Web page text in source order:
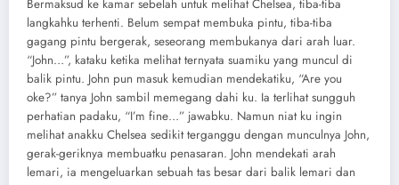
Bermaksud ke kamar sebelah untuk melihat Chelsea, tiba-tiba
langkahku terhenti. Belum sempat membuka pintu, tiba-tiba
gagang pintu bergerak, seseorang membukanya dari arah luar.
“John…”, kataku ketika melihat ternyata suamiku yang muncul di
balik pintu. John pun masuk kemudian mendekatiku, “Are you
oke?” tanya John sambil memegang dahi ku. Ia terlihat sungguh
perhatian padaku, “I’m fine…” jawabku. Namun niat ku ingin
melihat anakku Chelsea sedikit terganggu dengan munculnya John,
gerak-geriknya membuatku penasaran. John mendekati arah
lemari, ia mengeluarkan sebuah tas besar dari balik lemari dan